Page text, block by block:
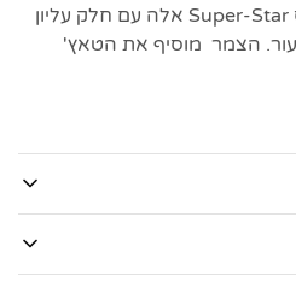
מזווית חדשה. נעלי הסניקרס Super-Star אלה עם חלק עליון
עור. הצמר מוסיף את הטאץ'